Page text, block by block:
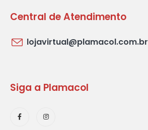
Central de Atendimento
lojavirtual@plamacol.com.br
Siga a Plamacol